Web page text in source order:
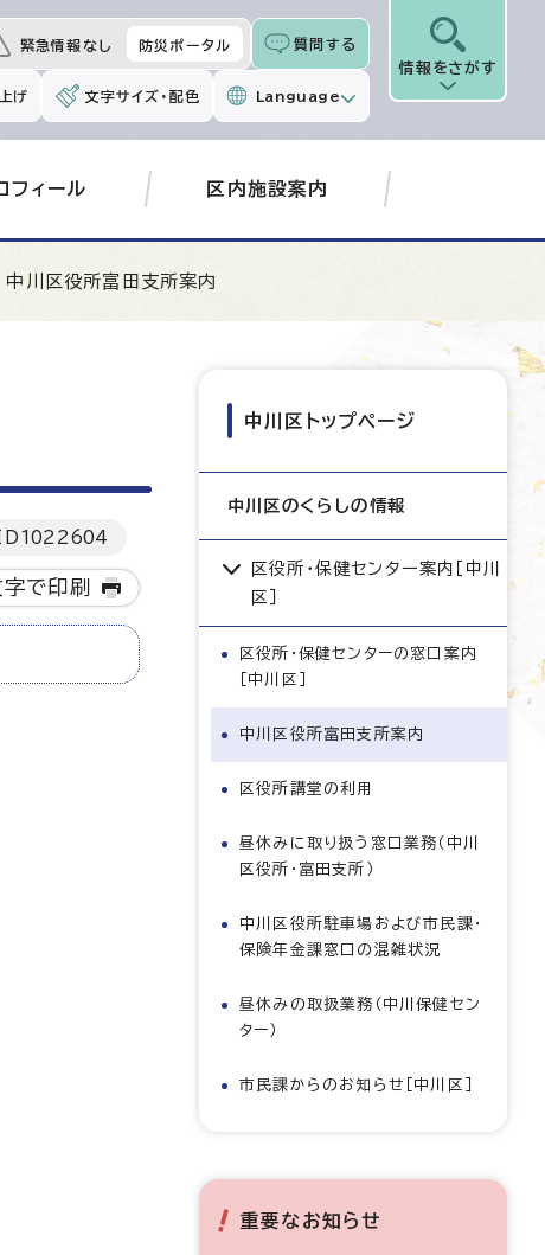
緊急情報なし 防災ポータル 質問する
げ 文字サイズ・配色 Language
情報をさがす
フィール 区内施設案内
川区役所富田支所案内
1022604
で印刷
中川区トップページ
中川区のくらしの情報
区役所・保健センター案内［中川
区］
区役所・保健センターの窓口案内
［中川区］
中川区役所富田支所案内
区役所講堂の利用
昼休みに取り扱う窓口業務（中川
区役所・富田支所）
中川区役所駐車場および市民課・
保険年金課窓口の混雑状況
昼休みの取扱業務（中川保健セン
ター）
市民課からのお知らせ［中川区］
重要なお知らせ